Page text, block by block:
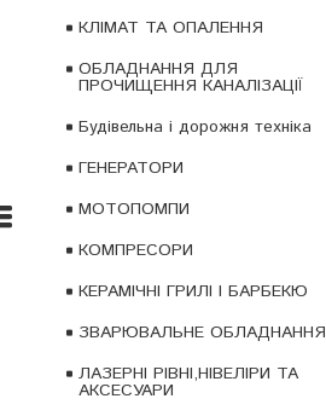
КЛІМАТ ТА ОПАЛЕННЯ
ОБЛАДНАННЯ ДЛЯ
ПРОЧИЩЕННЯ КАНАЛІЗАЦІЇ
Будівельна і дорожня техніка
ГЕНЕРАТОРИ
МОТОПОМПИ
КОМПРЕСОРИ
КЕРАМІЧНІ ГРИЛІ І БАРБЕКЮ
ЗВАРЮВАЛЬНЕ ОБЛАДНАННЯ
ЛАЗЕРНІ РІВНІ,НІВЕЛІРИ ТА
АКСЕСУАРИ